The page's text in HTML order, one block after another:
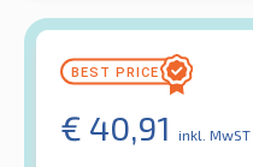
€ 40,91 inkl. MwST